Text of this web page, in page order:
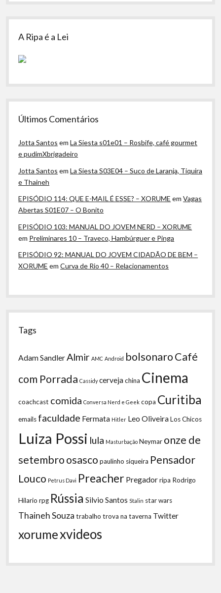
A Ripa é a Lei
Últimos Comentários
Jotta Santos emLa Siesta s01e01 – Rosbife, café gourmet
e pudimXbrigadeiro
Jotta Santos emLa Siesta S03E04 – Suco de Laranja, Tiquira
e Thaineh
EPISÓDIO 114: QUE E-MAIL É ESSE? – XORUME emVagas
Abertas S01E07 – O Bonito
EPISÓDIO 103: MANUAL DO JOVEM NERD – XORUME
em Preliminares 10 – Traveco, Hambúrguer e Pinga
EPISÓDIO 92: MANUAL DO JOVEM CIDADÃO DE BEM –
XORUME emCurva de Rio 40 – Relacionamentos
Tags
Adam Sandler Almir AMC Android bolsonaroCafé
com Porrada Cassidy cervejachina Cinema
coachcast comida Conversa Nerd e Geek copa Curitiba
emails faculdade Fermata Hitler Leo OliveiraLos Chicos
Luiza Possi lula Masturbação Neymar onze de
setembroosasco paulinho siqueira Pensador
Louco Petrus Davi Preacher Pregadorripa Rodrigo
Hilario rpg Rússia Silvio Santos Stalin star wars
Thaineh Souza trabalho trova na taverna Twitter
xorumexvideos